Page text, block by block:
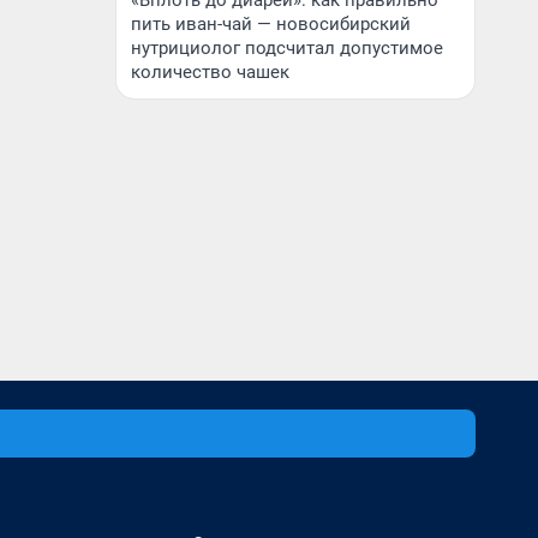
пить иван-чай — новосибирский
нутрициолог подсчитал допустимое
количество чашек